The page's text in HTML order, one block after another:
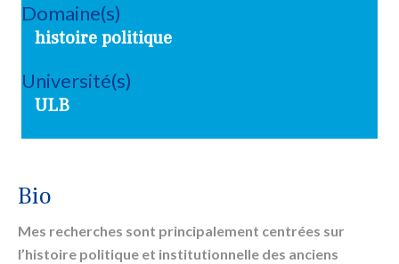
Bio
Mes recherches sont principalement centrées sur
l’histoire politique et institutionnelle des anciens
Domaine(s)
histoire politique
Université(s)
ULB